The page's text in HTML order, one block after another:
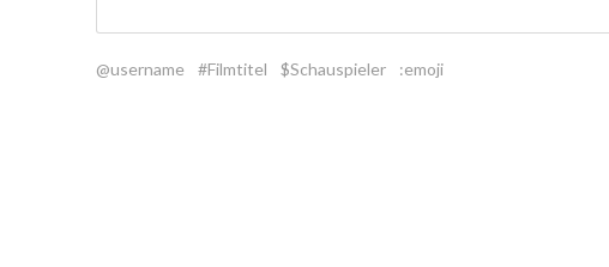
@username #Filmtitel $Schauspieler :emoji